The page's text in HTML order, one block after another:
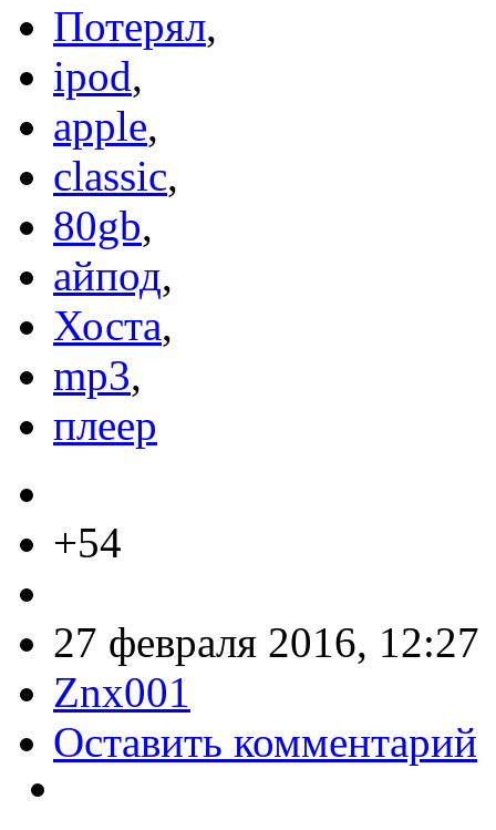
Потерял,
ipod,
apple,
classic,
80gb,
айпод,
Хоста,
mp3,
плеер
+54
27 февраля 2016, 12:27
Znx001
Оставить комментарий